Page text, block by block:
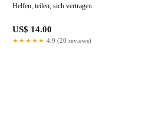
Helfen, teilen, sich vertragen
US$ 14.00
★★★★★ 4.9 (20 reviews)